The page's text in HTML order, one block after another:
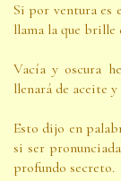
Si por ventura es
llama la que brille
Vacía y oscura
llenará de aceite
Esto dijo en
si ser
profundo secreto.